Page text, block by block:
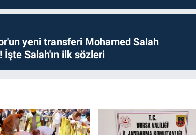
yeni transferi Mohamed Salah
İşte Salah'ın ilk sözleri